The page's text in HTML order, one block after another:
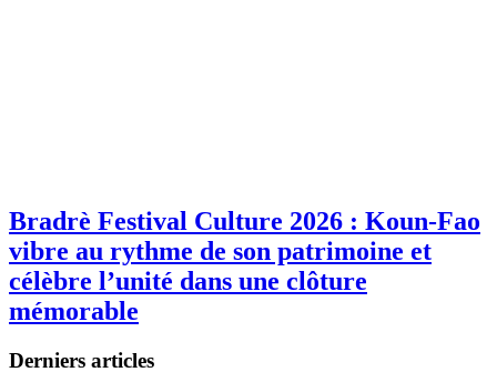
Bradrè Festival Culture 2026 : Koun-Fao
vibre au rythme de son patrimoine et
célèbre l’unité dans une clôture
mémorable
Derniers articles